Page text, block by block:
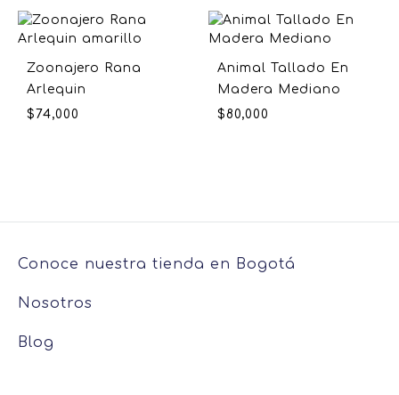
Zoonajero Rana
Arlequin
$ 74,000
Animal Tallado En
Madera Mediano
$80,000
Conoce nuestra tienda en Bogotá
Nosotros
Blog